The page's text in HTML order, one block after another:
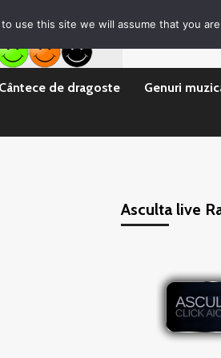
Cântece de dragoste Genuri
Asculta live
use this site we will assume that you